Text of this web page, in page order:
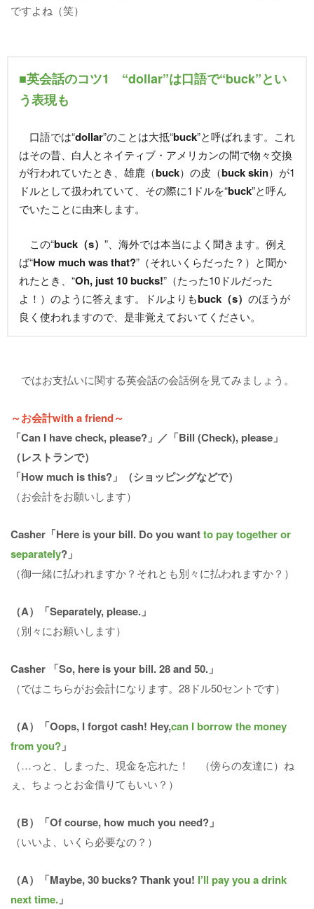
ですよね（笑）
■英会話のコツ1 “dollar”は口語で“buck”とい
う表現も
口語では“dollar”のことは大抵“buck”と呼ばれます。これ
はその昔、白人とネイティブ・アメリカンの間で物々交換
が行われていたとき、雄鹿（buck）の皮（buck skin）が1
ドルとして扱われていて、その際に1ドルを“buck”と呼ん
でいたことに由来します。
この“buck（s） ”、海外では本当によく聞きます。例え
ば“How much was that?”（それいくらだった？）と聞か
れたとき、“Oh, just 10 bucks!”（たった10ドルだった
よ！）のように答えます。ドルよりもbuck（s） のほうが
良く使われますので、是非覚えておいてください。
ではお支払いに関する英会話の会話例を見てみましょう。
～お会計with a friend～
「Can I have check, please?」／「Bill (Check), please」
（レストランで）
「How much is this?」（ショッピングなどで）
（お会計をお願いします）
Casher「Here is your bill. Do you wantto pay together or
separately?」
（御一緒に払われますか？それとも別々に払われますか？）
（A）「Separately, please.」
（別々にお願いします）
Casher 「So, here is your bill. 28 and 50.」
（ではこちらがお会計になります。28ドル50セントです）
（A）「Oops, I forgot cash! Hey,can I borrow the money
from you? 」
（…っと、しまった、現金を忘れた！ （傍らの友達に）ね
ぇ、ちょっとお金借りてもいい？）
（B）「Of course, how much you need?」
（いいよ、いくら必要なの？）
（A）「Maybe, 30 bucks? Thank you! I’ll pay you a drink
next time. 」